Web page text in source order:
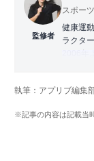
監修者
スポー
健康運
ラクター
2006年
日常生
メディ
執筆：アプリブ編集
※記事の内容は記載当